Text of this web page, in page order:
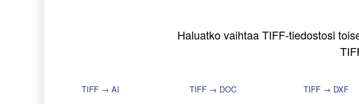
Haluatko vaihtaa TIFF-tiedostosi
TIFF → AI TIFF → DOC TIFF → DXF